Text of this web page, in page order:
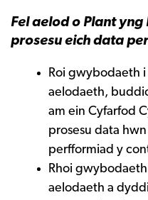
Fel aelod o Plant
prosesu eich data
Roi gwybodaeth
aelodaeth,
am ein Cyfarfod
prosesu data
perfformiad y
Rhoi
aelodaeth a